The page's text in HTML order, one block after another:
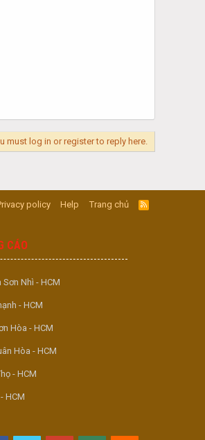
must log in or register to reply here.
policy Help Trang chủ
R
S
CÁO
Nhì - HCM
- HCM
Hòa - HCM
Hòa - HCM
- HCM
HCM